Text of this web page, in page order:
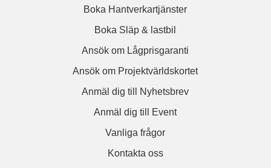
Boka Hantverkartjänster
Boka Släp & lastbil
Ansök om Lågprisgaranti
Ansök om Projektvärldskortet
Anmäl dig till Nyhetsbrev
Anmäl dig till Event
Vanliga frågor
Kontakta oss